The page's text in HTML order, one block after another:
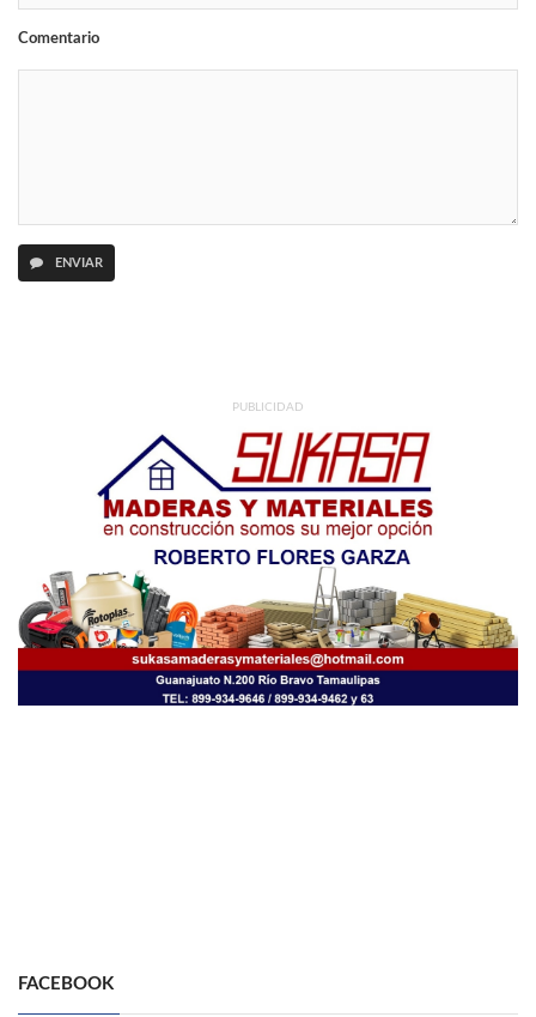
Comentario
ENVIAR
PUBLICIDAD
FACEBOOK